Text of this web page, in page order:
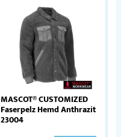
MASCOT® CUSTOMIZED
Faserpelz Hemd Anthrazit
23004